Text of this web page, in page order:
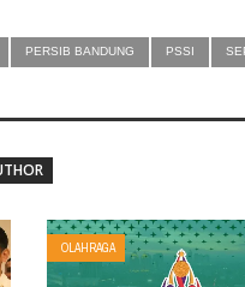
PERSIB BANDUNG PSSI
OLAHRAGA